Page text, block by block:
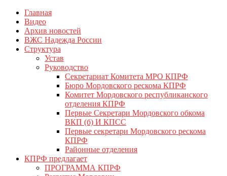
Перейти
содержимому
КПРФ Мордовия
Мордовское Региональное отделение КПРФ
Главная
Видео
Архив новостей
ВЖС Надежда России
Структура
Устав
Руководство
Секретариат Комитета МРО КПРФ
Бюро Мордовского рескома КПРФ
Комитет Мордовского республиканского
отделения КПРФ
Первые Секретари Мордовского обкома
ВКП (б) И КПСС
Первые секретари Мордовского рескома
КПРФ
Районные отделения
КПРФ предлагает
ПРОГРАММА КПРФ